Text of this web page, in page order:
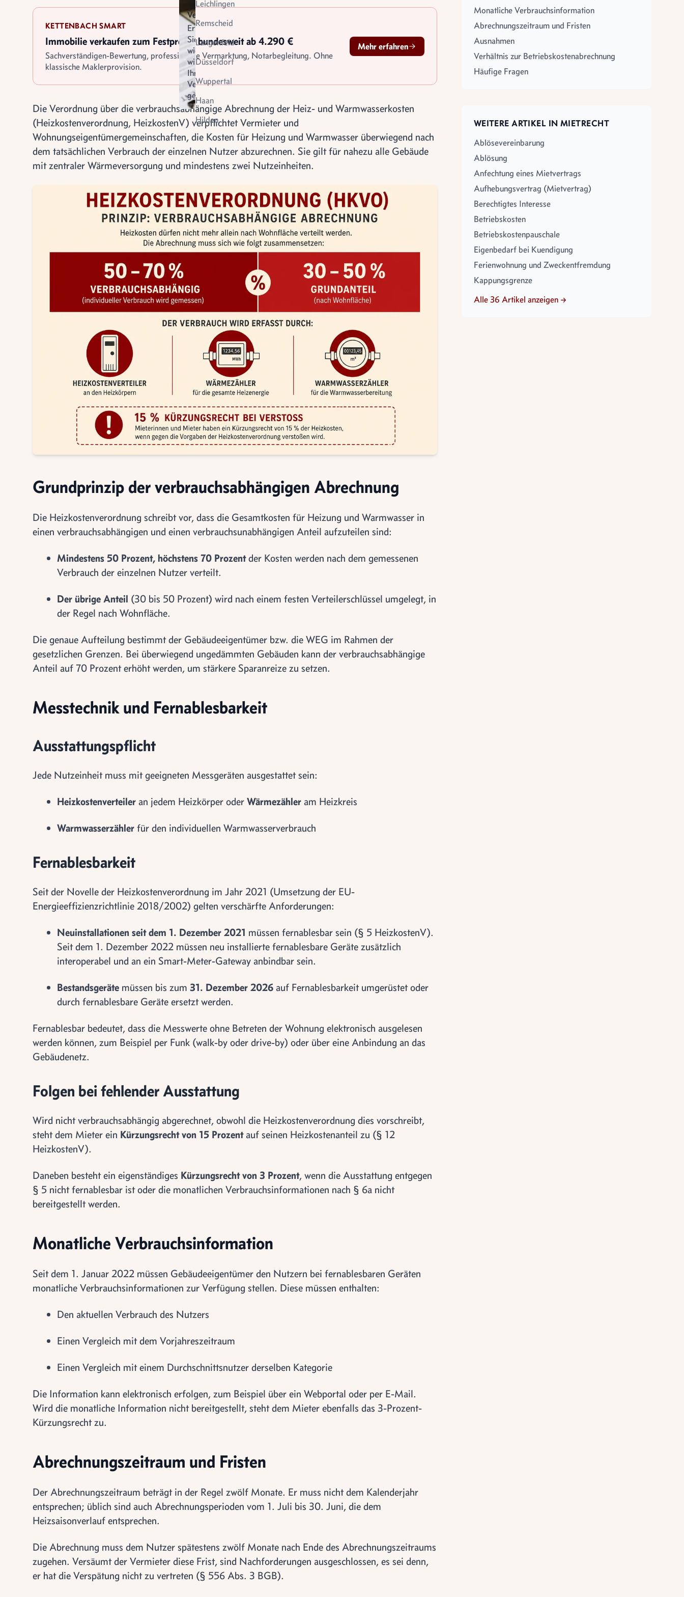
Verkauf
Erfahren
Sie
wie
wir
Ihren
Verkauf
gestalten
Vermietung
Virtuelle
Besichtigung
Leichlingen
Remscheid
Langenfeld
Düsseldorf
Wuppertal
Haan
Hilden
KETTENBACH SMART
Immobilie verkaufen zum Festpreis - bundesweit ab 4.290 €
Sachverständigen-Bewertung, professionelle Vermarktung, Notarbegleitung. Ohne
klassische Maklerprovision.
Mehr erfahren
Die Verordnung über die verbrauchsabhängige Abrechnung der Heiz- und Warmwasserkosten
(Heizkostenverordnung, HeizkostenV) verpflichtet Vermieter und
Wohnungseigentümergemeinschaften, die Kosten für Heizung und Warmwasser überwiegend nach
dem tatsächlichen Verbrauch der einzelnen Nutzer abzurechnen. Sie gilt für nahezu alle Gebäude
mit zentraler Wärmeversorgung und mindestens zwei Nutzeinheiten.
Grundprinzip der verbrauchsabhängigen Abrechnung
Die Heizkostenverordnung schreibt vor, dass die Gesamtkosten für Heizung und Warmwasser in
einen verbrauchsabhängigen und einen verbrauchsunabhängigen Anteil aufzuteilen sind:
Mindestens 50 Prozent, höchstens 70 Prozentder Kosten werden nach dem gemessenen
Verbrauch der einzelnen Nutzer verteilt.
Der übrige Anteil (30 bis 50 Prozent) wird nach einem festen Verteilerschlüssel umgelegt, in
der Regel nach Wohnfläche.
Die genaue Aufteilung bestimmt der Gebäudeeigentümer bzw. die WEG im Rahmen der
gesetzlichen Grenzen. Bei überwiegend ungedämmten Gebäuden kann der verbrauchsabhängige
Anteil auf 70 Prozent erhöht werden, um stärkere Sparanreize zu setzen.
Messtechnik und Fernablesbarkeit
Ausstattungspflicht
Jede Nutzeinheit muss mit geeigneten Messgeräten ausgestattet sein:
Heizkostenverteiler an jedem Heizkörper oder Wärmezähler am Heizkreis
Warmwasserzähler für den individuellen Warmwasserverbrauch
Fernablesbarkeit
Seit der Novelle der Heizkostenverordnung im Jahr 2021 (Umsetzung der EU-
Energieeffizienzrichtlinie 2018/2002) gelten verschärfte Anforderungen:
Neuinstallationen seit dem 1. Dezember 2021 müssen fernablesbar sein (§ 5 HeizkostenV).
Seit dem 1. Dezember 2022 müssen neu installierte fernablesbare Geräte zusätzlich
interoperabel und an ein Smart-Meter-Gateway anbindbar sein.
Bestandsgeräte müssen bis zum 31. Dezember 2026 auf Fernablesbarkeit umgerüstet oder
durch fernablesbare Geräte ersetzt werden.
Fernablesbar bedeutet, dass die Messwerte ohne Betreten der Wohnung elektronisch ausgelesen
werden können, zum Beispiel per Funk (walk-by oder drive-by) oder über eine Anbindung an das
Gebäudenetz.
Folgen bei fehlender Ausstattung
Wird nicht verbrauchsabhängig abgerechnet, obwohl die Heizkostenverordnung dies vorschreibt,
steht dem Mieter ein Kürzungsrecht von 15 Prozentauf seinen Heizkostenanteil zu (§ 12
HeizkostenV).
Daneben besteht ein eigenständiges Kürzungsrecht von 3 Prozent, wenn die Ausstattung entgegen
§ 5 nicht fernablesbar ist oder die monatlichen Verbrauchsinformationen nach § 6a nicht
bereitgestellt werden.
Monatliche Verbrauchsinformation
Seit dem 1. Januar 2022 müssen Gebäudeeigentümer den Nutzern bei fernablesbaren Geräten
monatliche Verbrauchsinformationen zur Verfügung stellen. Diese müssen enthalten:
Den aktuellen Verbrauch des Nutzers
Einen Vergleich mit dem Vorjahreszeitraum
Einen Vergleich mit einem Durchschnittsnutzer derselben Kategorie
Die Information kann elektronisch erfolgen, zum Beispiel über ein Webportal oder per E-Mail.
Wird die monatliche Information nicht bereitgestellt, steht dem Mieter ebenfalls das 3-Prozent-
Kürzungsrecht zu.
Abrechnungszeitraum und Fristen
Der Abrechnungszeitraum beträgt in der Regel zwölf Monate. Er muss nicht dem Kalenderjahr
entsprechen; üblich sind auch Abrechnungsperioden vom 1. Juli bis 30. Juni, die dem
Heizsaisonverlauf entsprechen.
Die Abrechnung muss dem Nutzer spätestens zwölf Monate nach Ende des Abrechnungszeitraums
zugehen. Versäumt der Vermieter diese Frist, sind Nachforderungen ausgeschlossen, es sei denn,
er hat die Verspätung nicht zu vertreten (§ 556 Abs. 3 BGB).
Monatliche Verbrauchsinformation
Abrechnungszeitraum und Fristen
Ausnahmen
Verhältnis zur Betriebskostenabrechnung
Häufige Fragen
WEITERE ARTIKEL IN MIETRECHT
Ablösevereinbarung
Ablösung
Anfechtung eines Mietvertrags
Aufhebungsvertrag (Mietvertrag)
Berechtigtes Interesse
Betriebskosten
Betriebskostenpauschale
Eigenbedarf bei Kuendigung
Ferienwohnung und Zweckentfremdung
Kappungsgrenze
Alle 36 Artikel anzeigen →